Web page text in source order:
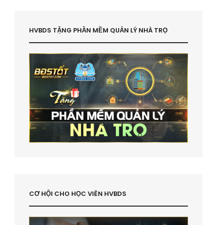
HVBDS TẶNG PHẦN MỀM QUẢN LÝ NHÀ TRỌ
CƠ HỘI CHO HỌC VIÊN HVBDS